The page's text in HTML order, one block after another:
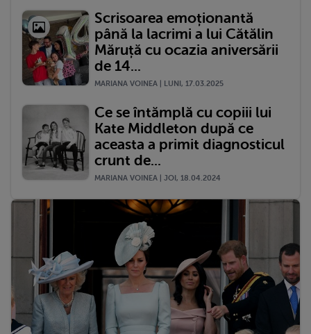
Scrisoarea emoționantă
până la lacrimi a lui Cătălin
Măruță cu ocazia aniversării
de 14...
MARIANA VOINEA | LUNI, 17.03.2025
Ce se întămplă cu copiii lui
Kate Middleton după ce
aceasta a primit diagnosticul
crunt de...
MARIANA VOINEA | JOI, 18.04.2024